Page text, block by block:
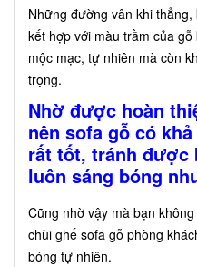
Những đường vân khi
kết hợp với màu trầm của
mộc mạc, tự nhiên mà còn
trọng.
Nhờ được hoàn
nên sofa gỗ có
rất tốt, tránh được
luôn sáng bóng
Cũng nhờ vậy mà bạn
chùi ghế sofa gỗ phòng
bóng tự nhiên.